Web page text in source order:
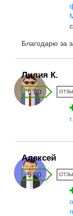
Благодарю за
Лилия К.
5.00
Алексей
5.00